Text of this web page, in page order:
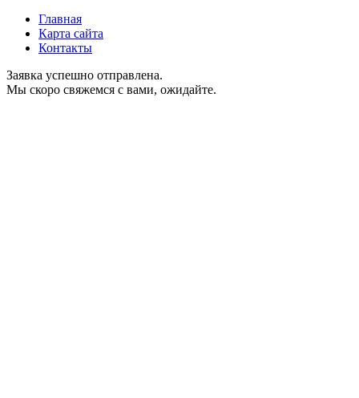
Главная
Карта сайта
Контакты
Заявка успешно отправлена.
Мы скоро свяжемся с вами, ожидайте.